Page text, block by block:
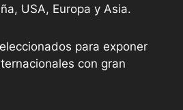
USA, Europa y Asia.
para exponer
con gran